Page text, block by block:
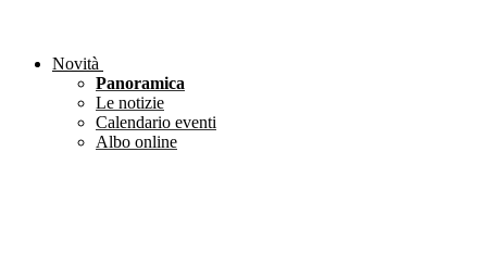
Novità
Panoramica
Le notizie
Calendario eventi
Albo online